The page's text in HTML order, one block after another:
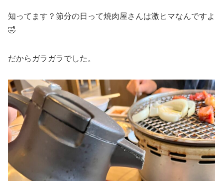
知ってます？節分の日って焼肉屋さんは激ヒマなんですよ
🤣
だからガラガラでした。